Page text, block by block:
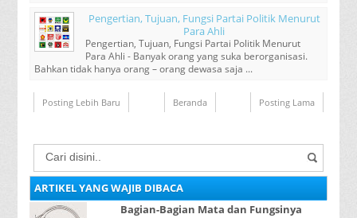
Pengertian, Tujuan, Fungsi Partai Politik Menurut
Para Ahli
Pengertian, Tujuan, Fungsi Partai Politik Menurut
Para Ahli - Banyak orang yang suka berorganisasi.
Bahkan tidak hanya orang – orang dewasa saja ...
Posting Lebih Baru Posting Lama
Beranda
ARTIKEL YANG WAJIB DIBACA
Bagian-Bagian Mata dan Fungsinya